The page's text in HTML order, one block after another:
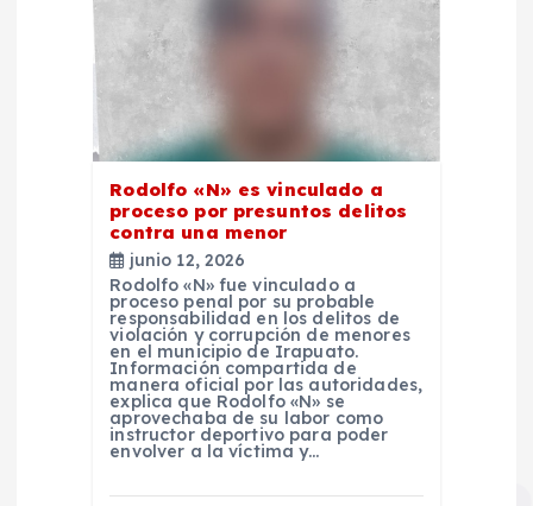
Rodolfo «N» es vinculado a
proceso por presuntos delitos
contra una menor
junio 12, 2026
Rodolfo «N» fue vinculado a
proceso penal por su probable
responsabilidad en los delitos de
violación y corrupción de menores
en el municipio de Irapuato.
Información compartida de
manera oficial por las autoridades,
explica que Rodolfo «N» se
aprovechaba de su labor como
instructor deportivo para poder
envolver a la víctima y…